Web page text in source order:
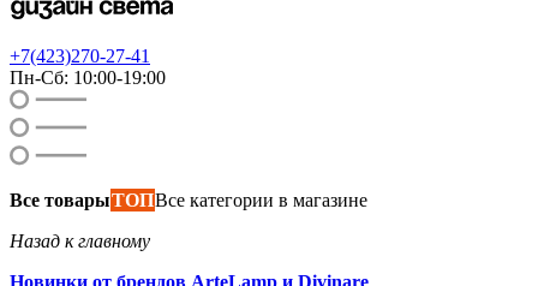
+7(423)270-27-41
Пн-Сб: 10:00-19:00
Все товарыТОПВсе категории в магазине
Назад к главному
Новинки от брендов ArteLamp и Divinare